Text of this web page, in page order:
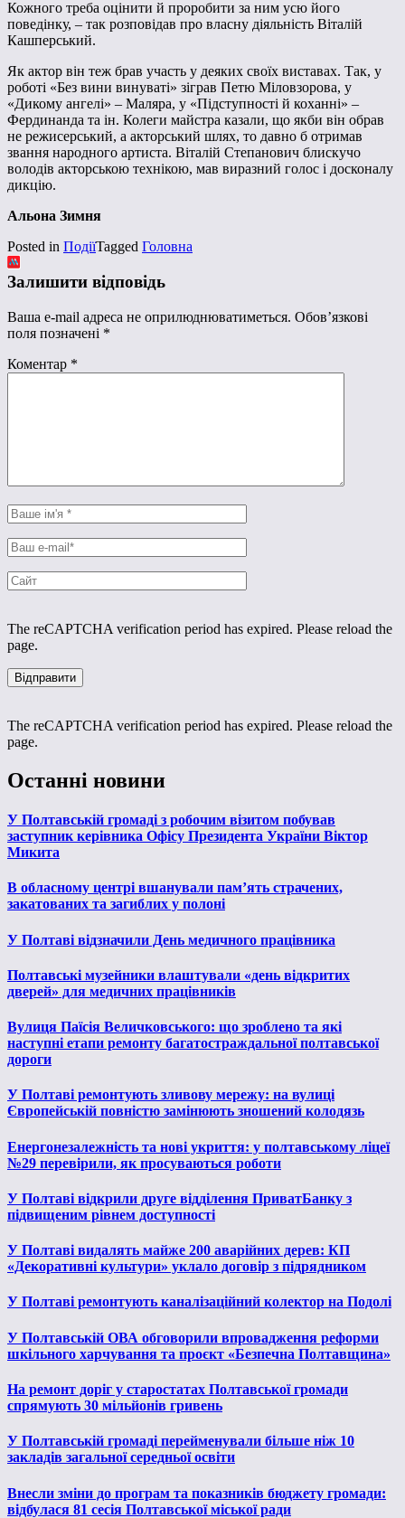
Кожного треба оцінити й проробити за ним усю його
поведінку, – так розповідав про власну діяльність Віталій
Кашперський.
Як актор він теж брав участь у деяких своїх виставах. Так, у
роботі «Без вини винуваті» зіграв Петю Міловзорова, у
«Дикому ангелі» – Маляра, у «Підступності й коханні» –
Фердинанда та ін. Колеги майстра казали, що якби він обрав
не режисерський, а акторський шлях, то давно б отримав
звання народного артиста. Віталій Степанович блискучо
володів акторською технікою, мав виразний голос і досконалу
дикцію.
Альона Зимня
Posted in ПодіїTagged Головна
Залишити відповідь
Ваша e-mail адреса не оприлюднюватиметься. Обов’язкові
поля позначені *
Коментар *
The reCAPTCHA verification period has expired. Please reload the
page.
The reCAPTCHA verification period has expired. Please reload the
page.
Останні новини
У Полтавській громаді з робочим візитом побував
заступник керівника Офісу Президента України Віктор
Микита
В обласному центрі вшанували пам’ять страчених,
закатованих та загиблих у полоні
У Полтаві відзначили День медичного працівника
Полтавські музейники влаштували «день відкритих
дверей» для медичних працівників
Вулиця Паїсія Величковського: що зроблено та які
наступні етапи ремонту багатостраждальної полтавської
дороги
У Полтаві ремонтують зливову мережу: на вулиці
Європейській повністю замінюють зношений колодязь
Енергонезалежність та нові укриття: у полтавському ліцеї
№29 перевірили, як просуваються роботи
У Полтаві відкрили друге відділення ПриватБанку з
підвищеним рівнем доступності
У Полтаві видалять майже 200 аварійних дерев: КП
«Декоративні культури» уклало договір з підрядником
У Полтаві ремонтують каналізаційний колектор на Подолі
У Полтавській ОВА обговорили впровадження реформи
шкільного харчування та проєкт «Безпечна Полтавщина»
На ремонт доріг у старостатах Полтавської громади
спрямують 30 мільйонів гривень
У Полтавській громаді перейменували більше ніж 10
закладів загальної середньої освіти
Внесли зміни до програм та показників бюджету громади:
відбулася 81 сесія Полтавської міської ради